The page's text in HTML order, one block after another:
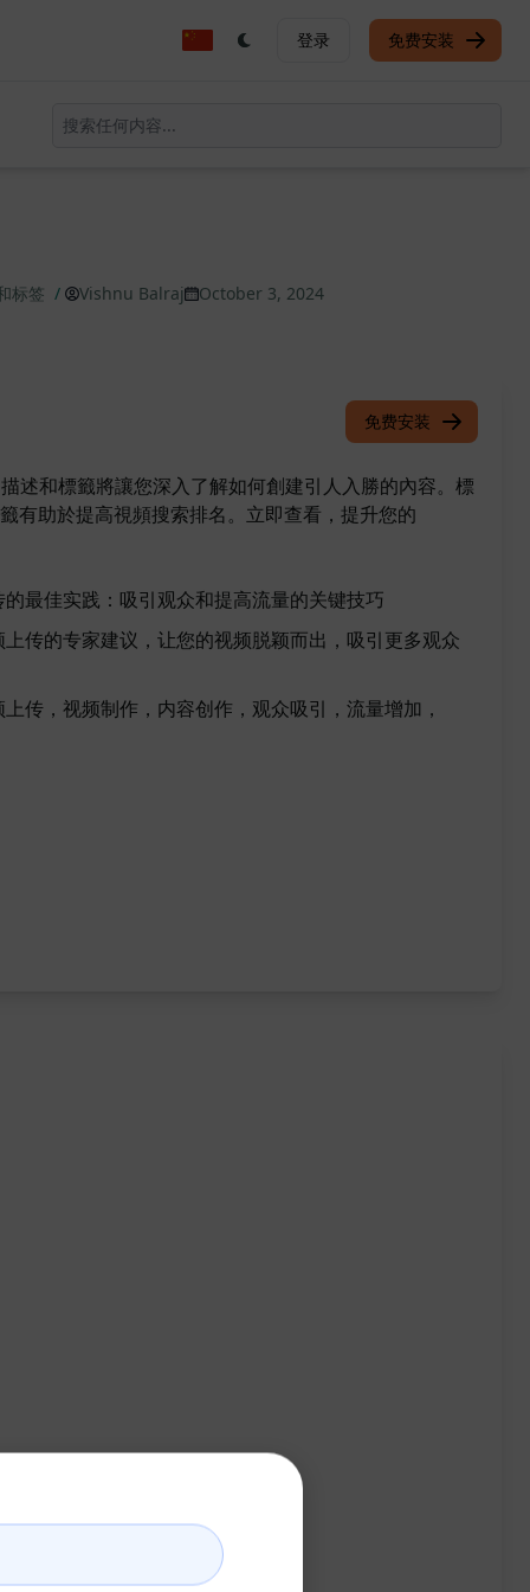
登录 免费安装
标签 / Vishnu Balraj October 3, 2024
免费安装
述和標籤將讓您深入了解如何創建引人入勝的內容。標
有助於提高視頻搜索排名。立即查看，提升您的
最佳实践：吸引观众和提高流量的关键技巧
传的专家建议，让您的视频脱颖而出，吸引更多观众
传，视频制作，内容创作，观众吸引，流量增加，